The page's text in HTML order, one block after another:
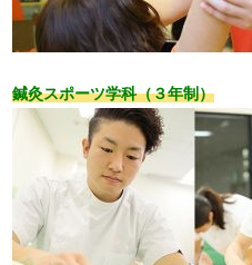
鍼灸スポーツ学科（３年制）